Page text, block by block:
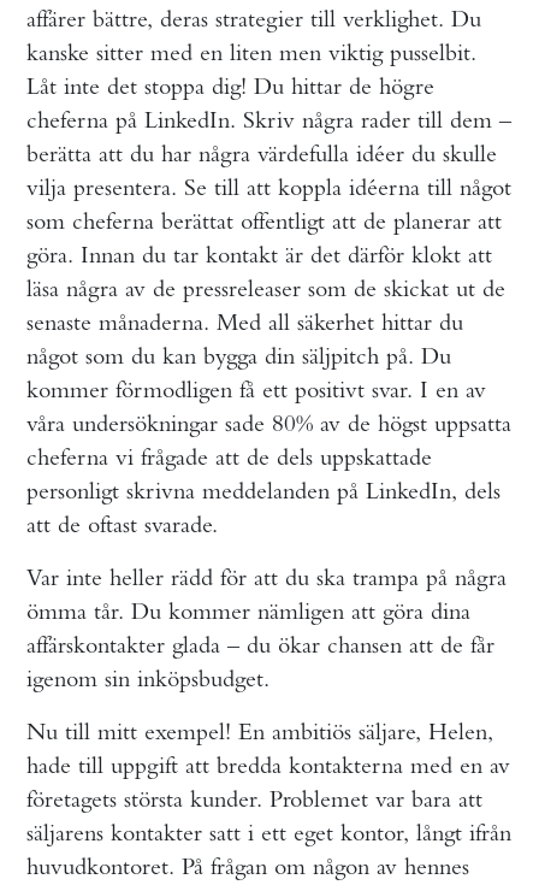
affärer bättre, deras strategier till verklighet. Du
kanske sitter med en liten men viktig pusselbit.
Låt inte det stoppa dig! Du hittar de högre
cheferna på LinkedIn. Skriv några rader till dem –
berätta att du har några värdefulla idéer du skulle
vilja presentera. Se till att koppla idéerna till något
som cheferna berättat offentligt att de planerar att
göra. Innan du tar kontakt är det därför klokt att
läsa några av de pressreleaser som de skickat ut de
senaste månaderna. Med all säkerhet hittar du
något som du kan bygga din säljpitch på. Du
kommer förmodligen få ett positivt svar. I en av
våra undersökningar sade 80% av de högst uppsatta
cheferna vi frågade att de dels uppskattade
personligt skrivna meddelanden på LinkedIn, dels
att de oftast svarade.
Var inte heller rädd för att du ska trampa på några
ömma tår. Du kommer nämligen att göra dina
affärskontakter glada – du ökar chansen att de får
igenom sin inköpsbudget.
Nu till mitt exempel! En ambitiös säljare, Helen,
hade till uppgift att bredda kontakterna med en av
företagets största kunder. Problemet var bara att
säljarens kontakter satt i ett eget kontor, långt ifrån
huvudkontoret. På frågan om någon av hennes